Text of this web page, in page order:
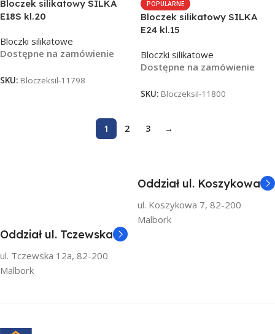
Bloczek silikatowy SILKA
E18S kl.20
Bloczki silikatowe
Dostępne na zamówienie
SKU: Bloczeksil-11798
POPULARNE
Bloczek silikatowy SILKA
E24 kl.15
Bloczki silikatowe
Dostępne na zamówienie
SKU: Bloczeksil-11800
1 2 3 →
Oddział ul. Koszykowa
ul. Koszykowa 7, 82-200
Malbork
Oddział ul. Tczewska
ul. Tczewska 12a, 82-200
Malbork